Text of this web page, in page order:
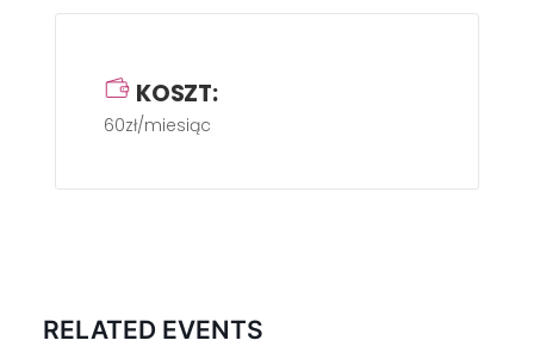
KOSZT:
60zł/miesiąc
RELATED EVENTS